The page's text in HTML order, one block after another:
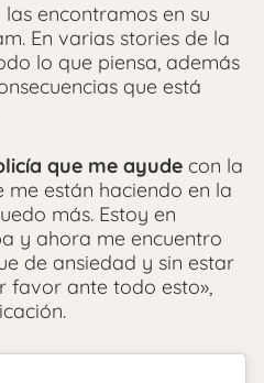
encontramos en su
En varias stories de la
lo que piensa, además
que está
que me ayude con la
están haciendo en la
más. Estoy en
y ahora me encuentro
de ansiedad y sin estar
favor ante todo esto»,